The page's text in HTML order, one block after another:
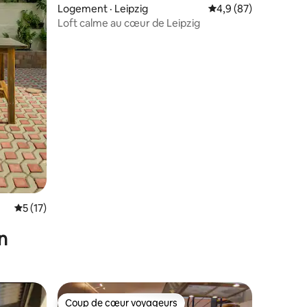
Note moyenne de 5 sur 5, 17 commentaires
5 (17)
Logement · Leipzig Note moyenne de
4,9 (87)
Loft calme au cœur de Leipzig
Coup de cœur voyageurs